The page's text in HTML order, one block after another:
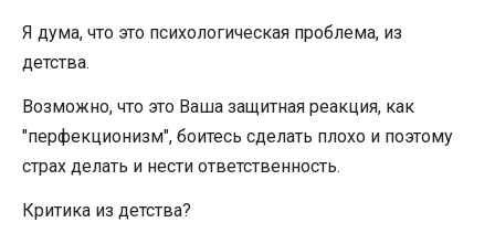
Я дума, что это психологическая проблема, из
детства.
Возможно, что это Ваша защитная реакция, как
"перфекционизм", боитесь сделать плохо и поэтому
страх делать и нести ответственность.
Критика из детства?